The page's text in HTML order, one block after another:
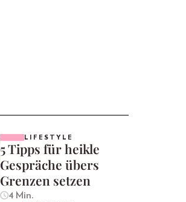
LIFESTYLE
5 Tipps für heikle
Gespräche übers
Grenzen setzen
4 Min.